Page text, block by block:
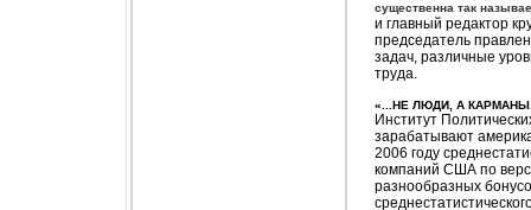
существенна так
и главный редактор
председатель
задач, различные
труда.
«...НЕ ЛЮДИ, А
Институт
зарабатывают
2006 году
компаний США по
разнообразных